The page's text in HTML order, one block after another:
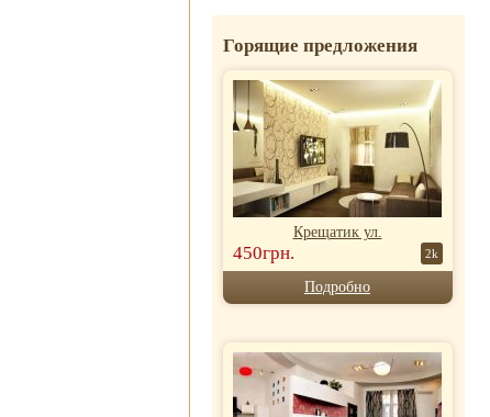
Горящие предложения
Крещатик ул.
450грн. 2k
Подробно